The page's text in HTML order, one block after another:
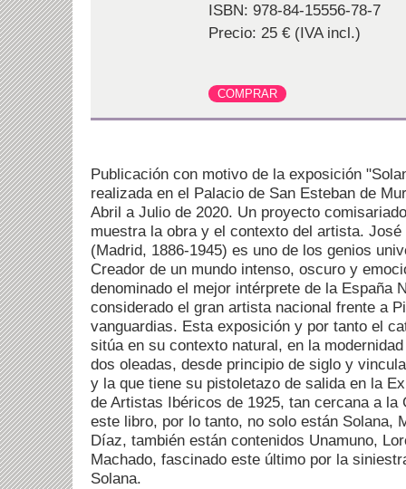
ISBN: 978-84-15556-78-7
Precio: 25 € (IVA incl.)
Publicación con motivo de la exposición
realizada en el Palacio de San Esteban de
Abril a Julio de 2020. Un proyecto
muestra la obra y el contexto del artista.
(Madrid, 1886-1945) es uno de los genios
Creador de un mundo intenso, oscuro y
denominado el mejor intérprete de la España
considerado el gran artista nacional frente a
vanguardias. Esta exposición y por tanto el
sitúa en su contexto natural, en la
dos oleadas, desde principio de siglo y
y la que tiene su pistoletazo de salida en la
de Artistas Ibéricos de 1925, tan cercana a la
este libro, por lo tanto, no solo están Solana,
Díaz, también están contenidos Unamuno,
Machado, fascinado este último por la
Solana.